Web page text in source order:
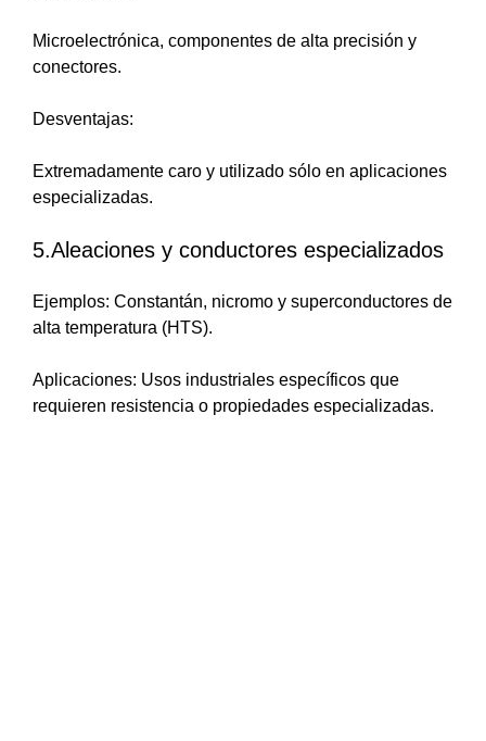
Microelectrónica, componentes de alta precisión y
conectores.
Desventajas:
Extremadamente caro y utilizado sólo en aplicaciones
especializadas.
5.Aleaciones y conductores especializados
Ejemplos: Constantán, nicromo y superconductores de
alta temperatura (HTS).
Aplicaciones: Usos industriales específicos que
requieren resistencia o propiedades especializadas.